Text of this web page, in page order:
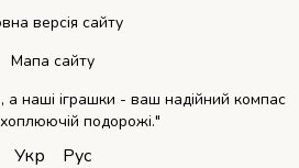
версія сайту
Мапа сайту
наші іграшки - ваш надійний компас
подорожі."
Укр Рус